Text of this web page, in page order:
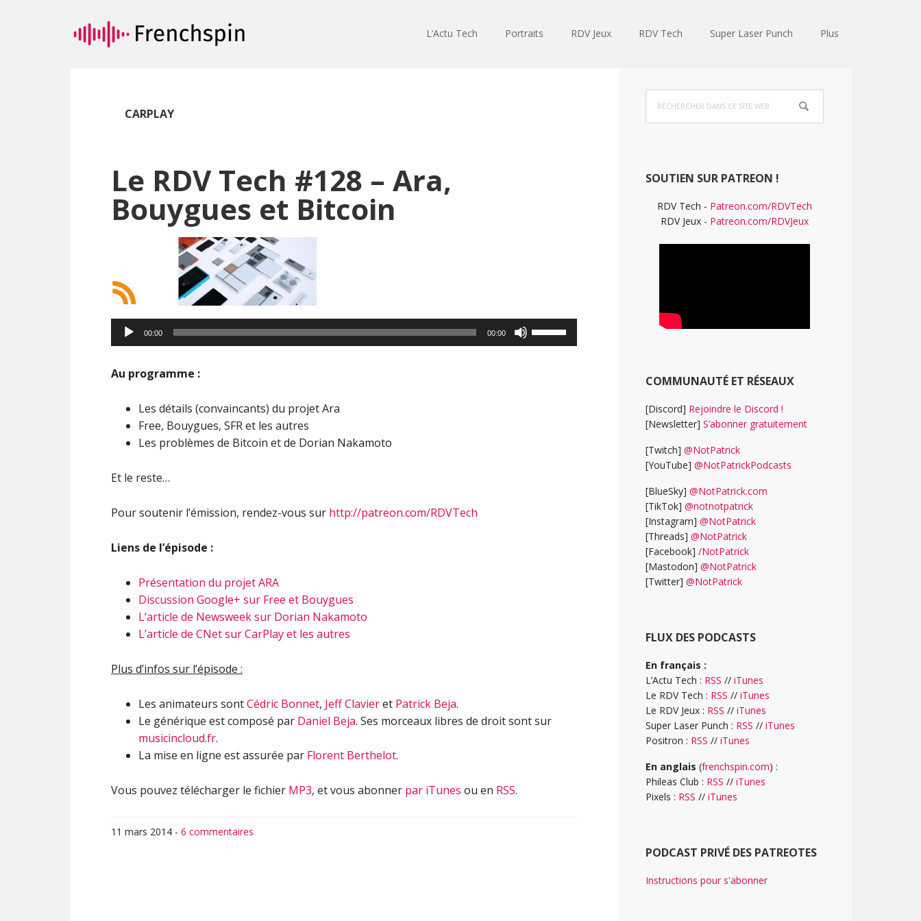
au
contenu
la
L’Actu Tech Portraits RDV Jeux RDV Tech Super Laser Punch Plus
CARPLAY
Le RDV Tech #128 – Ara,
Bouygues et Bitcoin
00:00 00:00
les
Au programme :
Les détails (convaincants) du projet Ara
Free, Bouygues, SFR et les autres
Les problèmes de Bitcoin et de Dorian Nakamoto
Et le reste…
Pour soutenir l’émission, rendez-vous sur http://patreon.com/RDVTech
Liens de l’épisode :
Présentation du projet ARA
Discussion Google+ sur Free et Bouygues
L’article de Newsweek sur Dorian Nakamoto
L’article de CNet sur CarPlay et les autres
Plus d’infos sur l’épisode :
Les animateurs sontCédric Bonnet, Jeff Clavieret Patrick Beja.
Le générique est composé par Daniel Beja. Ses morceaux libres de droit sont sur
musicincloud.fr.
La mise en ligne est assurée par Florent Berthelot.
Vous pouvez télécharger le fichier MP3, et vous abonner par iTunes ou en RSS.
11 mars 2014 - 6 commentaires
Barre
latérale
dans
ce
SOUTIEN SUR PATREON !
RDV Tech - Patreon.com/RDVTech
RDV Jeux - Patreon.com/RDVJeux
COMMUNAUTÉ ET RÉSEAUX
[Discord] Rejoindre le Discord !
[Newsletter] S’abonner gratuitement
[Twitch] @NotPatrick
[YouTube] @NotPatrickPodcasts
[BlueSky] @NotPatrick.com
[TikTok] @notnotpatrick
[Instagram] @NotPatrick
[Threads] @NotPatrick
[Facebook] /NotPatrick
[Mastodon] @NotPatrick
[Twitter] @NotPatrick
FLUX DES PODCASTS
En français :
L’Actu Tech : RSS // iTunes
Le RDV Tech : RSS // iTunes
Le RDV Jeux : RSS // iTunes
Super Laser Punch : RSS // iTunes
Positron : RSS // iTunes
En anglais (frenchspin.com) :
Phileas Club : RSS // iTunes
Pixels : RSS // iTunes
PODCAST PRIVÉ DES PATREOTES
Instructions pour s'abonner